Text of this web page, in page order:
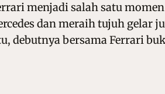
menjadi salah satu
dan meraih tujuh gelar
debutnya bersama Ferrari